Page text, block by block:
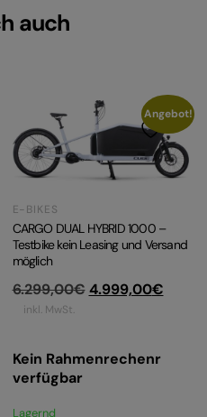
auch
Angebot!
E-BIKES
CARGO DUAL HYBRID 1000 –
Testbike kein Leasing und Versand
möglich
6.299,00€ Ursprünglicher
4.999,00€
inkl. MwSt.
Kein Rahmenrechenr
verfügbar
Lagernd